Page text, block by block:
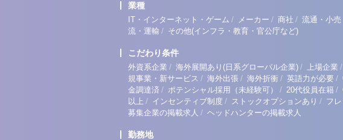
業種
IT・インターネット・ゲーム / メーカー / 商社 / 流通・小売
流・運輸 / その他(インフラ・教育・官公庁など)
こだわり条件
外資系企業 / 海外展開あり(日系グローバル企業) / 上場企業 /
規事業・新サービス / 海外出張 / 海外折衝 / 英語力が必要 /
金調達済 / ポテンシャル採用（未経験可） / 20代役員在籍 /
以上 / インセンティブ制度 / ストックオプションあり / フ
募集企業の掲載求人 / ヘッドハンターの掲載求人
勤務地